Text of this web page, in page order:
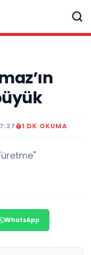
1 DK OKUMA
WhatsApp